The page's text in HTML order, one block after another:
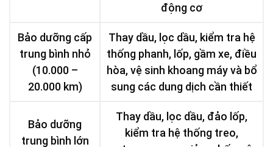
động cơ
Bảo dưỡng cấp
trung bình nhỏ
(10.000 –
20.000 km)
Thay dầu, lọc dầu, kiểm tra hệ
thống phanh, lốp, gầm xe, điều
hòa, vệ sinh khoang máy và bổ
sung các dung dịch cần thiết
Bảo dưỡng
trung bình lớn
Thay dầu, lọc dầu, đảo lốp,
kiểm tra hệ thống treo,